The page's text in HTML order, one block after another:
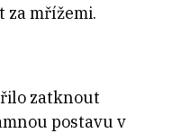
za mřížemi.
zatknout
postavu v